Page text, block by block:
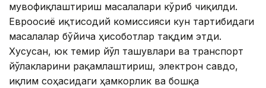
мувофиқлаштириш масалалари кўриб чиқилди.
Евроосиё иқтисодий комиссияси кун тартибидаги
масалалар бўйича ҳисоботлар тақдим этди.
Хусусан, юк темир йўл ташувлари ва транспорт
йўлакларини рақамлаштириш, электрон савдо,
иқлим соҳасидаги ҳамкорлик ва бошқа